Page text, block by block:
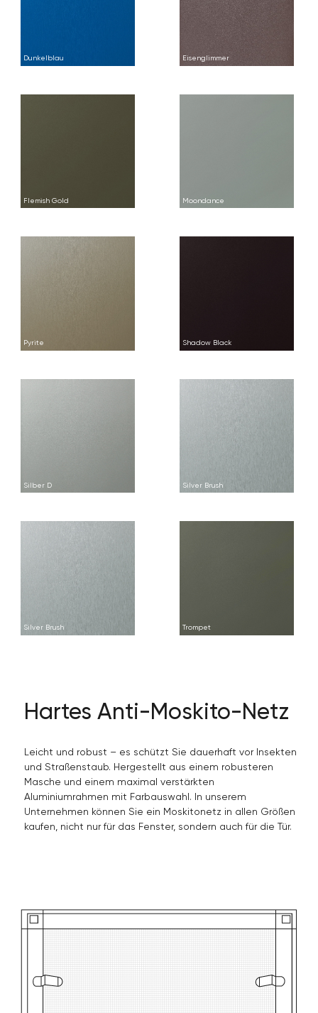
Dunkelblau Eisenglimmer
Flemish Gold Moondance
Pyrite Shadow Black
Silber D Silver Brush
Silver Brush Trompet
Hartes Anti-Moskito-Netz
Leicht und robust – es schützt Sie dauerhaft vor Insekten
und Straßenstaub. Hergestellt aus einem robusteren
Masche und einem maximal verstärkten
Aluminiumrahmen mit Farbauswahl. In unserem
Unternehmen können Sie ein Moskitonetz in allen Größen
kaufen, nicht nur für das Fenster, sondern auch für die Tür.